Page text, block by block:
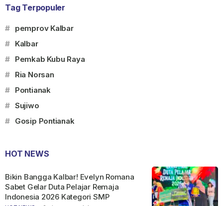
Tag Terpopuler
# pemprov Kalbar
# Kalbar
# Pemkab Kubu Raya
# Ria Norsan
# Pontianak
# Sujiwo
# Gosip Pontianak
HOT NEWS
Bikin Bangga Kalbar! Evelyn Romana
Sabet Gelar Duta Pelajar Remaja
Indonesia 2026 Kategori SMP